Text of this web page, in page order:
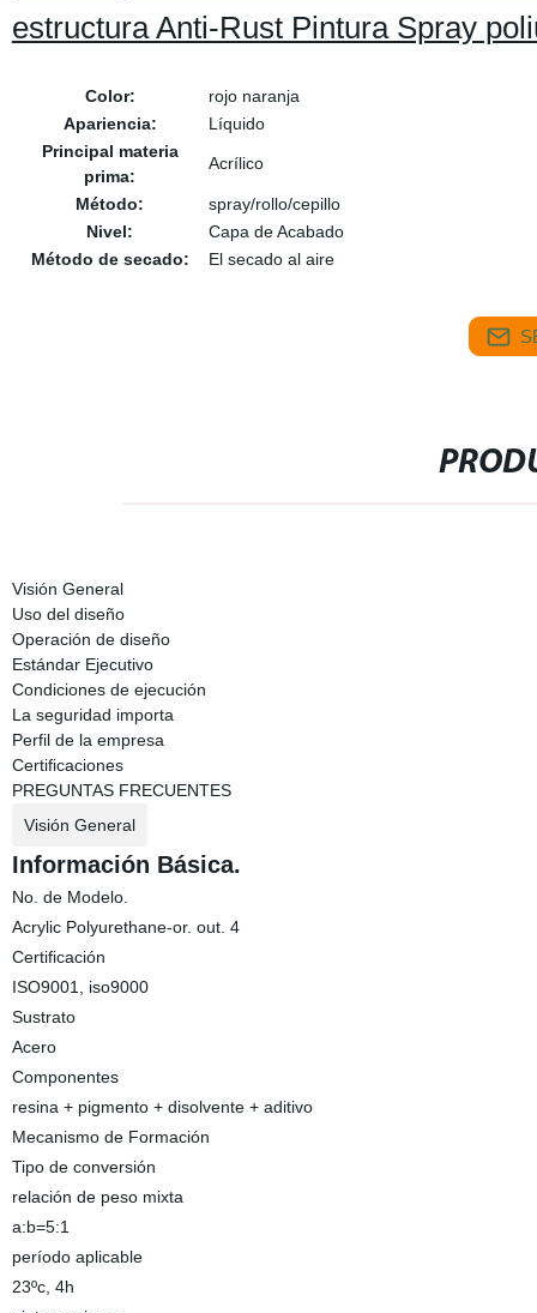
estructura Anti-Rust Pintura Spray
Color:
rojo naranja
Apariencia:
Líquido
Principal materia
prima:
Acrílico
Método:
spray/rollo/cepillo
Nivel:
Capa de Acabado
Método de secado:
El secado al aire
Visión General
Uso del diseño
Operación de diseño
Estándar Ejecutivo
Condiciones de ejecución
La seguridad importa
Perfil de la empresa
Certificaciones
PREGUNTAS FRECUENTES
Visión General
Información Básica.
No. de Modelo.
Acrylic Polyurethane-or. out. 4
Certificación
ISO9001, iso9000
Sustrato
Acero
Componentes
resina + pigmento + disolvente + aditivo
Mecanismo de Formación
Tipo de conversión
relación de peso mixta
a:b=5:1
período aplicable
23ºc, 4h